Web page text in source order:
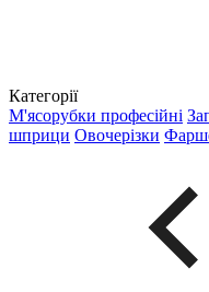
Категорії
М'ясорубки професійні
шприци Овочерізки